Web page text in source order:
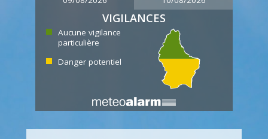
VIGILANCES
Aucune vigilance
particulière
Danger potentiel